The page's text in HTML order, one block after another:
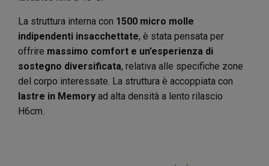
La struttura interna con 1500 micro molle
indipendenti insacchettate, è stata pensata per
offrire massimo comfort e un’esperienza di
sostegno diversificata, relativa alle specifiche zone
del corpo interessate. La struttura è accoppiata con
lastre in Memory ad alta densità a lento rilascio
H6cm.